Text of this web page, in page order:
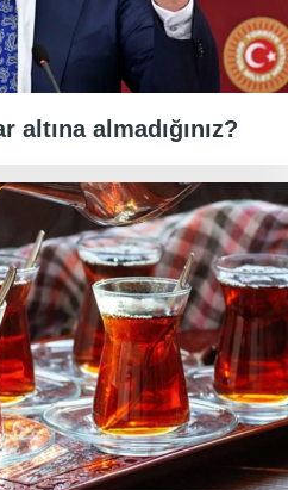
altına almadığınız?